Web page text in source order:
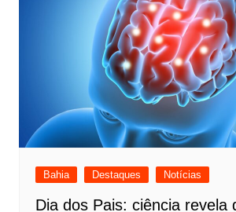
Bahia Destaques Notícias
Dia dos Pais: ciência revela